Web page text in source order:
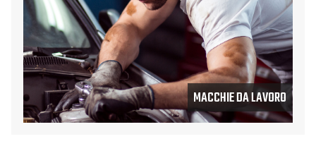
MACCHIE DA LAVORO